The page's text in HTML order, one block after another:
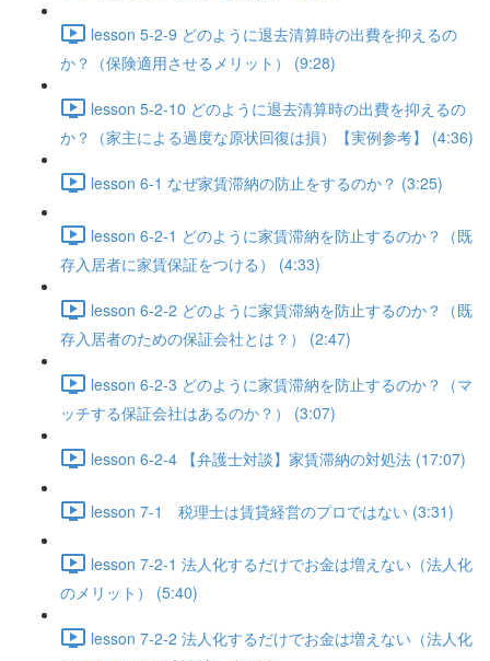
lesson 5-2-9 どのように退去清算時の出費を抑えるの
か？（保険適用させるメリット） (9:28)
lesson 5-2-10 どのように退去清算時の出費を抑えるの
か？（家主による過度な原状回復は損）【実例参考】 (4:36)
lesson 6-1 なぜ家賃滞納の防止をするのか？ (3:25)
lesson 6-2-1 どのように家賃滞納を防止するのか？（既
存入居者に家賃保証をつける） (4:33)
lesson 6-2-2 どのように家賃滞納を防止するのか？（既
存入居者のための保証会社とは？） (2:47)
lesson 6-2-3 どのように家賃滞納を防止するのか？（マ
ッチする保証会社はあるのか？） (3:07)
lesson 6-2-4 【弁護士対談】家賃滞納の対処法 (17:07)
lesson 7-1 税理士は賃貸経営のプロではない (3:31)
lesson 7-2-1 法人化するだけでお金は増えない（法人化
のメリット） (5:40)
lesson 7-2-2 法人化するだけでお金は増えない（法人化